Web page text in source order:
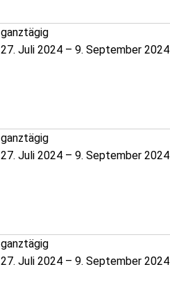
ganztägig
27. Juli 2024 – 9. September 2024
ganztägig
27. Juli 2024 – 9. September 2024
ganztägig
27. Juli 2024 – 9. September 2024